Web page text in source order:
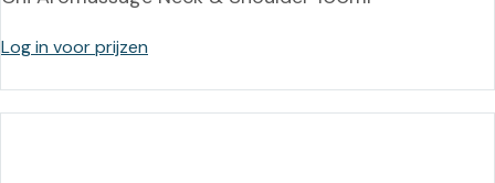
Log in voor prijzen